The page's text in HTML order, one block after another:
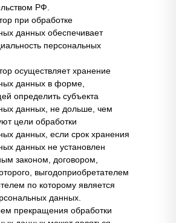
РФ.
при обработке
данных обеспечивает
персональных
осуществляет хранение
данных в форме,
определить субъекта
данных, не дольше, чем
цели обработки
данных, если срок хранения
данных не установлен
законом, договором,
выгодоприобретателем
по которому является
данных.
прекращения обработки